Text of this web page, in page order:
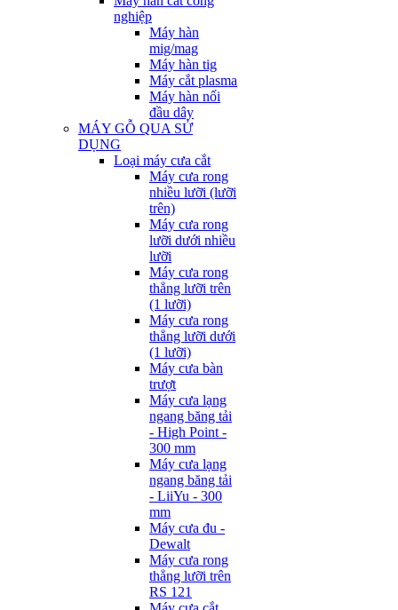
nghiệp
Máy hàn
mig/mag
Máy hàn tig
Máy cắt plasma
Máy hàn nối
đầu dây
MÁY GỖ QUA SỬ
DỤNG
Loại máy cưa cắt
Máy cưa rong
nhiều lưỡi (lưỡi
trên)
Máy cưa rong
lưỡi dưới nhiều
lưỡi
Máy cưa rong
thẳng lưỡi trên
(1 lưỡi)
Máy cưa rong
thẳng lưỡi dưới
(1 lưỡi)
Máy cưa bàn
trượt
Máy cưa lạng
ngang băng tải
- High Point -
300 mm
Máy cưa lạng
ngang băng tải
- LiiYu - 300
mm
Máy cưa đu -
Dewalt
Máy cưa rong
thẳng lưỡi trên
RS 121